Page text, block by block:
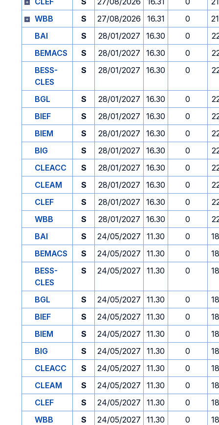
WBB
S 27/08/2026 16.31 0
BAI
S 28/01/2027 16.30 0
BEMACS
S 28/01/2027 16.30 0
BESS-
CLES
S 28/01/2027 16.30 0
BGL S 28/01/2027 16.30 0
BIEF
S 28/01/2027 16.30 0
BIEM
S 28/01/2027 16.30 0
BIG
S 28/01/2027 16.30 0
CLEACC
S 28/01/2027 16.30 0
CLEAM
S 28/01/2027 16.30 0
CLEF
S 28/01/2027 16.30 0
WBB
S 28/01/2027 16.30 0
BAI
S 24/05/2027 11.30 0
BEMACS
S 24/05/2027 11.30 0
BESS-
CLES
S 24/05/2027 11.30 0
BGL S 24/05/2027 11.30 0
BIEF
S 24/05/2027 11.30 0
BIEM
S 24/05/2027 11.30 0
BIG
S 24/05/2027 11.30 0
CLEACC
S 24/05/2027 11.30 0
CLEAM
S 24/05/2027 11.30 0
CLEF
S 24/05/2027 11.30 0
WBB
S 24/05/2027 11.30 0